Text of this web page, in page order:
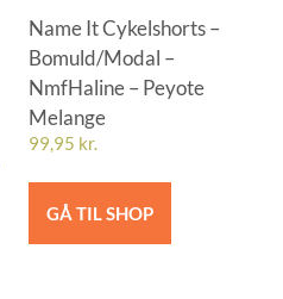
Name It Cykelshorts –
Bomuld/Modal –
NmfHaline – Peyote
Melange
99,95 kr.
GÅ TIL SHOP